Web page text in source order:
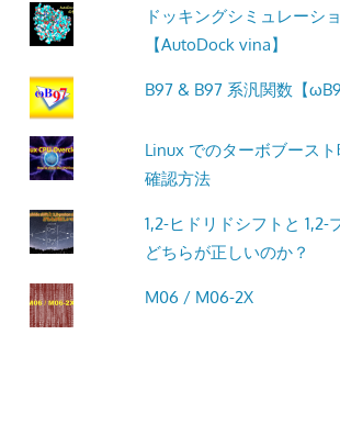
ドッキングシミュレーシ
【AutoDock vina】
B97 & B97 系汎関数【
Linux でのターボブース
確認方法
1,2-ヒドリドシフトと 1,2-
どちらが正しいのか？
M06 / M06-2X